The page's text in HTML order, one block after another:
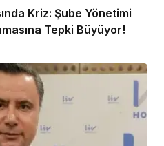
Kriz: Şube Yönetimi
Tepki Büyüyor!